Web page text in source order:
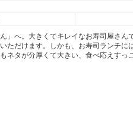
」へ。大きくてキレイなお寿司屋さ
ただけます。しかも、お寿司ランチ
ネタが分厚くて大きい、食べ応えすっ